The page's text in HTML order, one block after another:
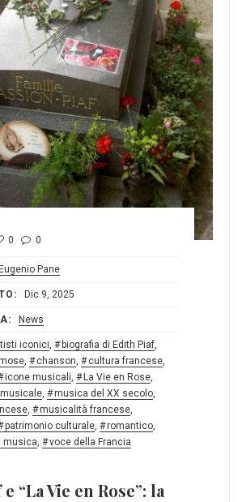
0 0
Pane
Dic 9, 2025
News
iconici biografia di Edith Piaf
chanson cultura francese
icone musicali La Vie en Rose
musica del XX secolo
musicalità francese
patrimonio culturale romantico
musica
voce della Francia
“La Vie en Rose”: la